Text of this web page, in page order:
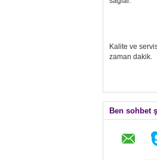
Kalite ve
zaman dakik.
Ben sohbet